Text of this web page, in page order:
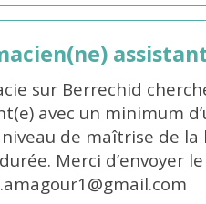
sur Berrechid
avec un minimum
de maîtrise de
Merci d’envoyer